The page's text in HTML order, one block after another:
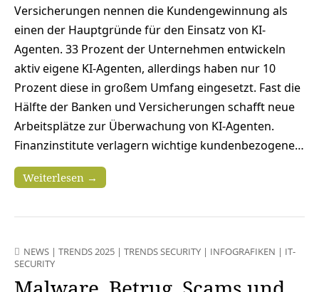
Versicherungen nennen die Kundengewinnung als
einen der Hauptgründe für den Einsatz von KI-
Agenten. 33 Prozent der Unternehmen entwickeln
aktiv eigene KI-Agenten, allerdings haben nur 10
Prozent diese in großem Umfang eingesetzt. Fast die
Hälfte der Banken und Versicherungen schafft neue
Arbeitsplätze zur Überwachung von KI-Agenten.
Finanzinstitute verlagern wichtige kundenbezogene…
Weiterlesen →
NEWS | TRENDS 2025 | TRENDS SECURITY | INFOGRAFIKEN | IT-
SECURITY